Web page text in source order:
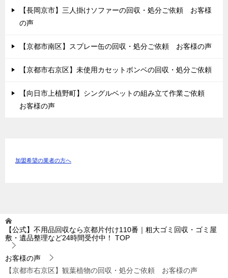
【長岡京市】三人掛けソファーの回収・処分ご依頼 お客様
の声
【京都市南区】スプレー缶の回収・処分ご依頼 お客様の声
【京都市右京区】未使用カセットボンベの回収・処分ご依頼
【向日市上植野町】シングルベットの組み立て作業ご依頼
お客様の声
加盟希望の業者の方へ
【公式】不用品回収なら京都片付け110番｜粗大ゴミ回収・ゴミ屋
敷・遺品整理など24時間受付中！
TOP
お客様の声
【京都市右京区】観葉植物の回収・処分ご依頼 お客様の声